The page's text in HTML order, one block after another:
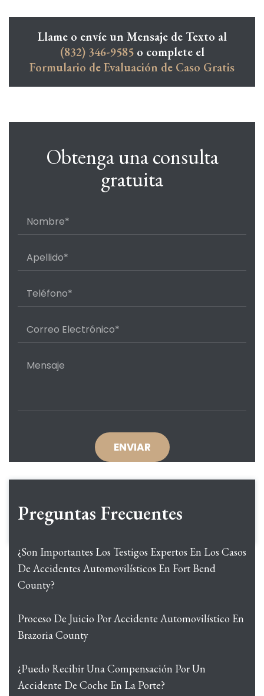
Llame o envíe un Mensaje de Texto al
(832) 346-9585o complete el
Formulario de Evaluación de Caso Gratis
Obtenga una consulta
gratuita
Preguntas Frecuentes
¿Son Importantes Los Testigos Expertos En Los Casos
De Accidentes Automovilísticos En Fort Bend
County?
Proceso De Juicio Por Accidente Automovilístico En
Brazoria County
¿Puedo Recibir Una Compensación Por Un
Accidente De Coche En La Porte?